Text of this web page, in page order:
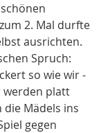
2. Mal durfte
ausrichten.
Spruch:
so wie wir -
werden platt
Mädels ins
gegen